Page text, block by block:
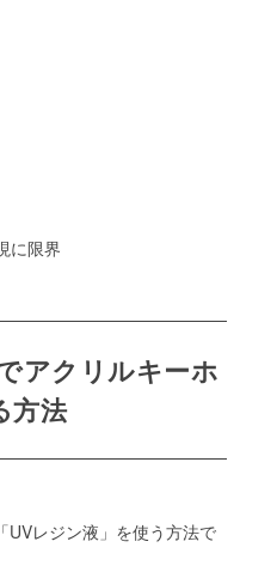
に限界
アクリルキーホ
方法
UVレジン液」を使う方法で